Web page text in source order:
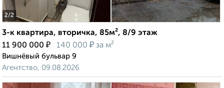
2/2
3-к квартира, вторичка, 85м², 8/9 этаж
11 900 000 ₽ 140 000 ₽ за м²
Вишнёвый бульвар 9
Агентство, 09.08.2026